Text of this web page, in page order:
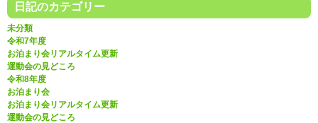
日記のカテゴリー
未分類
令和7年度
お泊まり会リアルタイム更新
運動会の見どころ
令和8年度
お泊まり会
お泊まり会リアルタイム更新
運動会の見どころ